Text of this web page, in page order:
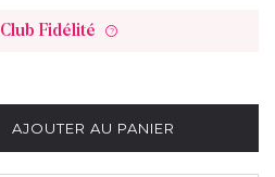
Club Fidélité ?
AJOUTER AU PANIER